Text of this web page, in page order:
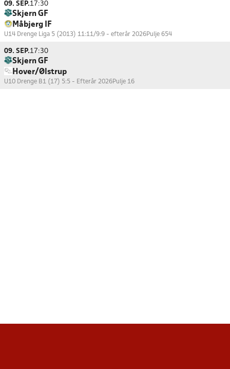
09. SEP.17:30
Skjern GF
Måbjerg IF
U14 Drenge Liga 5 (2013) 11:11/9:9 - efterår 2026Pulje 654
09. SEP.17:30
Skjern GF
Hover/Ølstrup
U10 Drenge B1 (17) 5:5 - Efterår 2026Pulje 16